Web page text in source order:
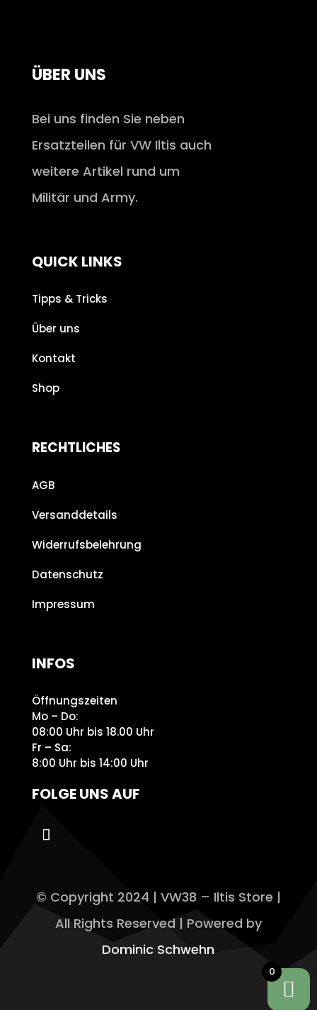
ÜBER UNS
Bei uns finden Sie neben
Ersatzteilen für VW Iltis auch
weitere Artikel rund um
Militär und Army.
QUICK LINKS
Tipps & Tricks
Über uns
Kontakt
Shop
RECHTLICHES
AGB
Versanddetails
Widerrufsbelehrung
Datenschutz
Impressum
INFOS
Öffnungszeiten
Mo – Do:
08:00 Uhr bis 18.00 Uhr
Fr – Sa:
8:00 Uhr bis 14:00 Uhr
FOLGE UNS AUF
© Copyright 2024 | VW38 – Iltis Store |
All Rights Reserved | Powered by
Dominic Schwehn
0